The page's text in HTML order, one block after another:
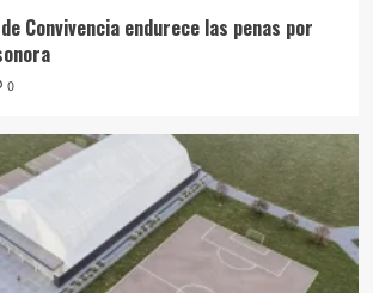
Convivencia endurece las penas por
0